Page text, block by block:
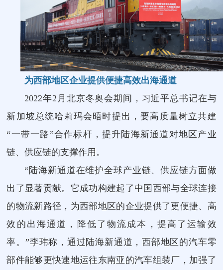
为西部地区企业提供便捷高效出海通道
2022年2月北京冬奥会期间，习近平总书记在与
新加坡总统哈莉玛会晤时提出，要高质量树立共建
“一带一路”合作标杆，提升陆海新通道对地区产业
链、供应链的支撑作用。
“陆海新通道在维护全球产业链、供应链方面做
出了显著贡献。它成功构建起了中国西部与全球连接
的物流新路径，为西部地区的企业提供了更便捷、高
效的出海通道，降低了物流成本，提高了运输效
率。”李玮称，通过陆海新通道，西部地区的汽车零
部件能够更快速地运往东南亚的汽车组装厂，加强了